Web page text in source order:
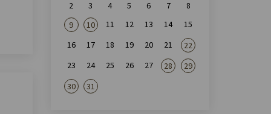
2
3 4 5 6 7
8
9
10 11 12 13 14
15
16
17 18 19 20 21
22
23
24 25 26 27 28
29
30
31